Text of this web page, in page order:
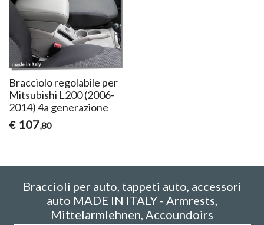
Bracciolo regolabile per
Mitsubishi L200 (2006-
2014) 4a generazione
€ 107,80
Braccioli per auto, tappeti auto, accessori
auto MADE IN ITALY - Armrests,
Mittelarmlehnen, Accoundoirs